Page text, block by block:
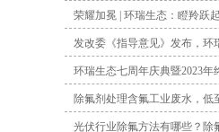
除氟剂处理含氟工业废水，低